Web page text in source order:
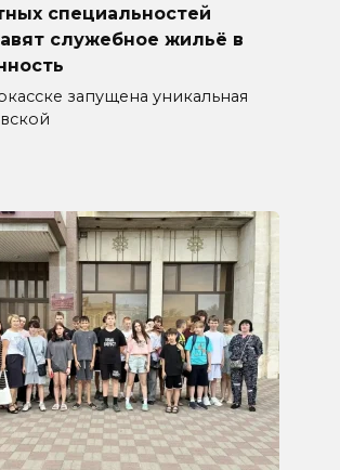
специальностей
служебное жильё в
запущена уникальная